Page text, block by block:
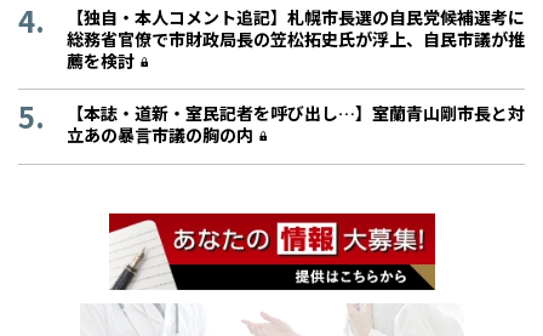
【独自・本人コメント追記】札幌市長選の自民党候補選考に
総務省官僚で市財政局長の笠松拓史氏が浮上、自民市議が推
薦を検討
【本誌・道新・室民記者を呼び出し…】室蘭青山剛市長と対
立あの暴言市議の胸の内